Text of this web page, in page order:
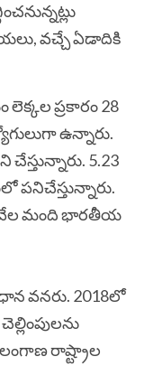
వచ్చే ఏడాదికి
ప్రకారం 28
ఉన్నారు.
చేస్తున్నారు. 5.23
పనిచేస్తున్నారు.
వేల మంది భారతీయ
వనరు. 2018లో
రాష్ట్రాల